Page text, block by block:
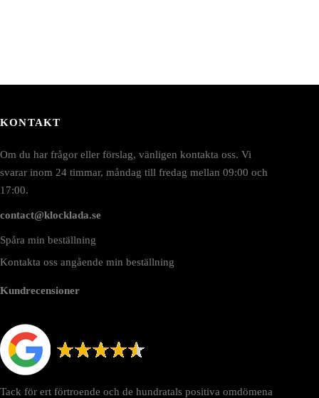
KONTAKT
Om du har frågor eller förslag, vänligen kontakta oss. Vi
svarar inom 24 timmar, måndag till fredag mellan 09:00 och
17:00.
contact@klocklada.se
Spåra min beställning
Kontakta oss angående min beställning
Kundrecensioner
Tack för ert förtroende och de hundratals positiva omdömena